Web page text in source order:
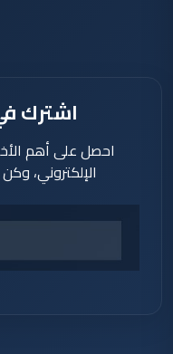
اشترك
احصل على أهم
الإلكتروني،